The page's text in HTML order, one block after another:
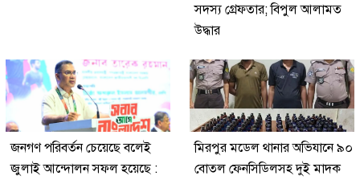
সদস্য গ্রেফতার; বিপুল আলামত
উদ্ধার
জনগণ পরিবর্তন চেয়েছে বলেই
জুলাই আন্দোলন সফল হয়েছে :
মিরপুর মডেল থানার অভিযানে ৯০
বোতল ফেনসিডিলসহ দুই মাদক